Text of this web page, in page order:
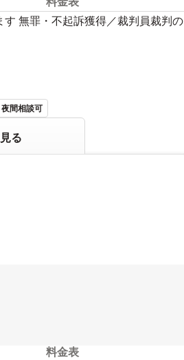
無罪・不起訴獲得／裁判員裁判の
夜間相談可
る
料金表